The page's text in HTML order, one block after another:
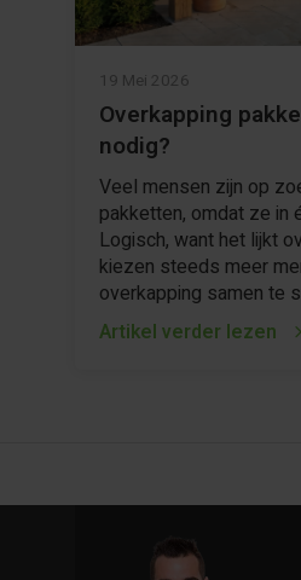
19 Mei 2026
Overkapping
nodig?
Veel mensen zijn op
pakketten, omdat ze in
Logisch, want het lijkt
kiezen steeds meer
overkapping samen te
Artikel verder lezen